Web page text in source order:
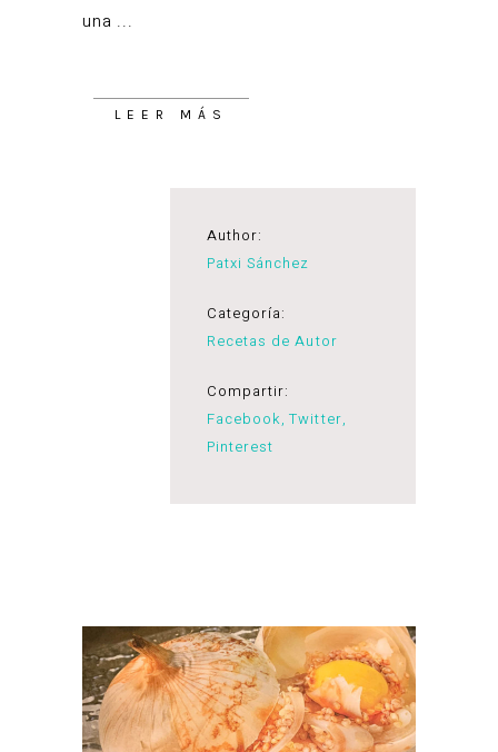
una
LEER MÁS
Author:
Patxi Sánchez
Categoría:
Recetas de Autor
Compartir:
Facebook Twitter
Pinterest